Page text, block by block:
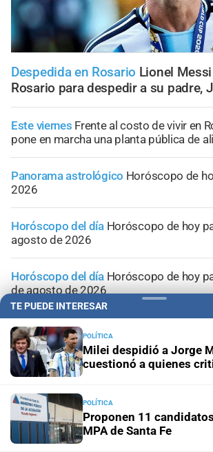
Despedida en Rosario Lionel
Rosario para despedir a su padre,
Este viernes Frente al costo de vivir en
pone en marcha una planta pública de
Panorama astrológico Horóscopo de
2026
Horóscopo del día Horóscopo de hoy
agosto de 2026
Horóscopo del día Horóscopo de hoy
de agosto de 2026
TE PUEDE INTERESAR
POLÍTICA
Milei despidió a Jorge
cuestionó a quienes
POLÍTICA
Proponen 11
MPA de Santa Fe